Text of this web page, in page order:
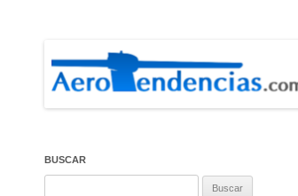
BUSCAR